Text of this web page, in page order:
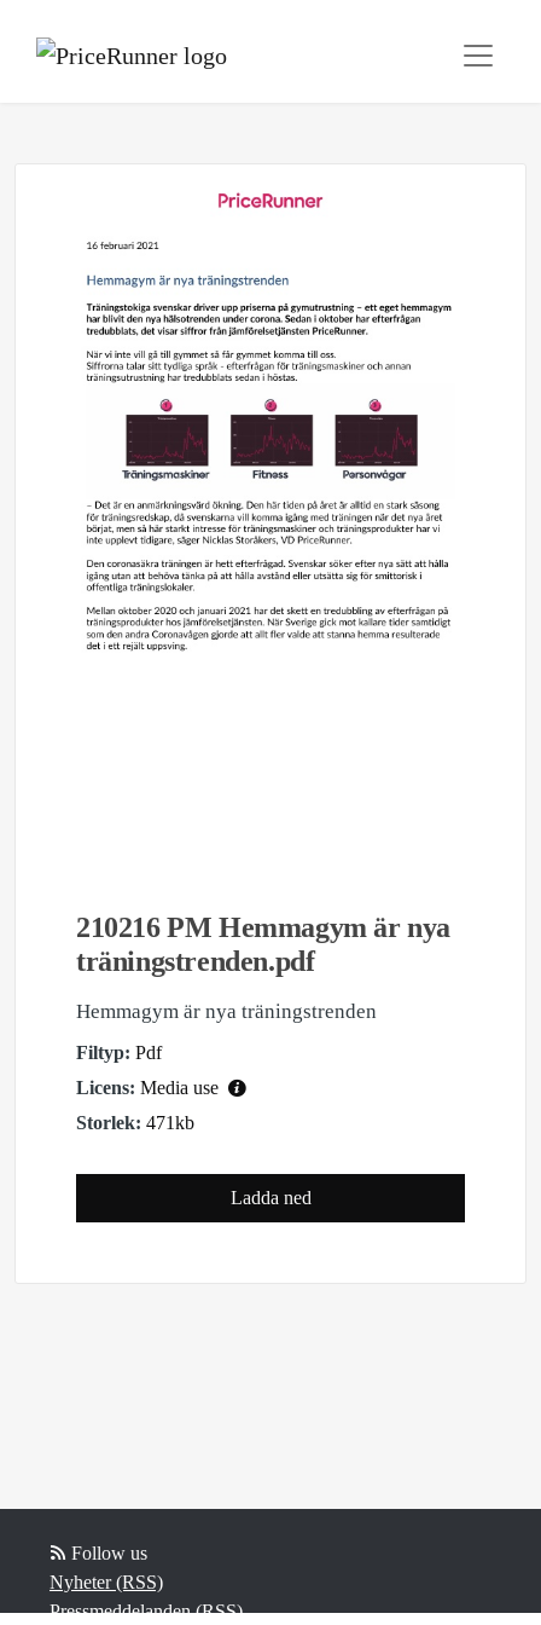
210216 PM Hemmagym är nya
träningstrenden.pdf
Hemmagym är nya träningstrenden
Filtyp: Pdf
Licens: Media use
Storlek: 471kb
Ladda ned
Follow us
Nyheter (RSS)
Pressmeddelanden (RSS)